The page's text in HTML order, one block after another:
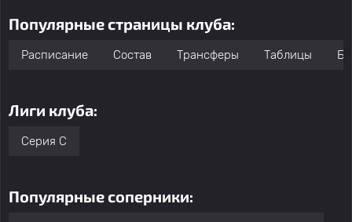
Популярные страницы клуба:
Расписание Состав Трансферы Таблицы
Лиги клуба:
Серия C
Популярные соперники: